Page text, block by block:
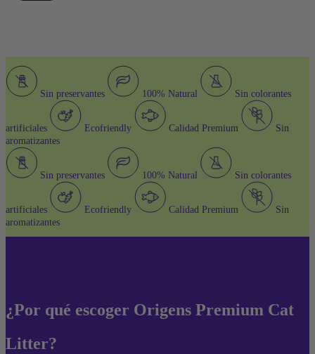
Sin preservantes 100% Natural Sin colorantes
artificiales Ecofriendly Calidad Premium
Sin
aromatizantes
Sin preservantes 100% Natural Sin colorantes
artificiales Ecofriendly Calidad Premium
Sin
aromatizantes
¿Por qué escoger Origens Premium Cat
Litter?